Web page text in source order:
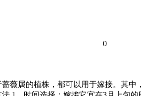
0
薇属的植株，都可以用于嫁接。其